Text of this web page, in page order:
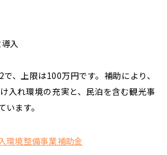
入
で、上限は100万円です。補助により、
入れ環境の充実と、民泊を含む観光事
ます。
環境整備事業補助金